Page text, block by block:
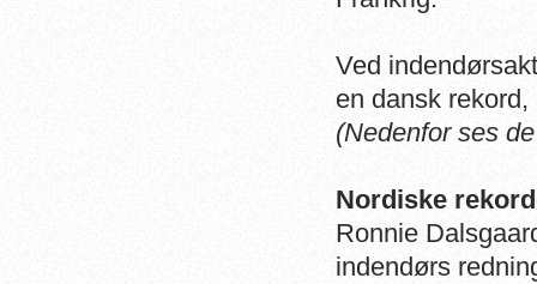
Ved
en dansk
(Nedenfor ses
Nordiske
Ronnie
indendørs